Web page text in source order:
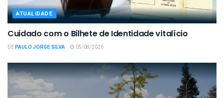
ATUALIDADE
Cuidado com o Bilhete de Identidade vitalício
DEPAULO JORGE SILVA 05/08/2026